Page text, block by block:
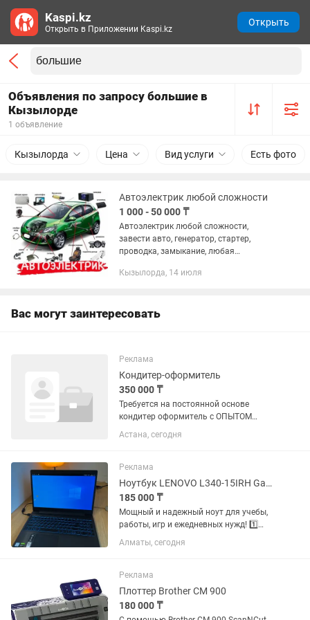
Объявления по запросу большие в
Кызылорде
1 объявление
Кызылорда Цена Вид услуги Есть фото
Автоэлектрик любой сложности
1 000 - 50 000 ₸
Автоэлектрик любой сложности,
завести авто, генератор, стартер,
проводка, замыкание, любая
подъемников, аирбак, парктроники,
Кызылорда, 14 июля
Вас могут заинтересовать
Реклама
Кондитер-оформитель
350 000 ₸
Требуется на постоянной основе
кондитер оформитель с ОПЫТОМ
работы, сборка тортов, декорирование
тортов, пирожных ,оформление и т.д
Пишите пожалуйста на , оклад...
Астана, сегодня
Реклама
Ноутбук LENOVO L340-15IRH Gaming (i5 /GTX1650 /16gb /SSD 500gb /HDD 1tb)
185 000 ₸
Мощный и надежный ноут для учебы,
работы, игр и ежедневных нужд! 1️⃣
ХАРАКТЕРИСТИКИ | Процессор: Intel
Core i5-9300H 4.10 GHz | Видеокарта:
встроенная Intel UHD...
Алматы, сегодня
Реклама
Плоттер Brother CM 900
180 000 ₸
Kaspi.kz
Открыть в Приложении Kaspi.kz
Открыть